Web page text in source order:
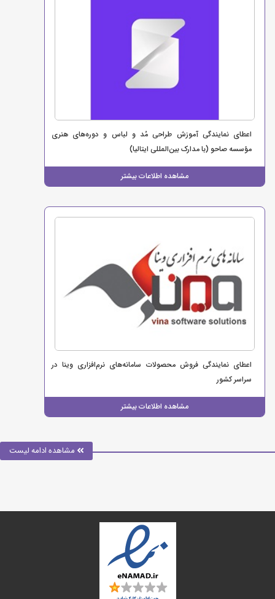
اعطای نمایندگی آموزش طراحی مُد و لباس و دوره‌های هنری
مؤسسه صاحو (با مدارک بین‌المللی ایتالیا)
مشاهده اطلاعات بیشتر
اعطای نمایندگی فروش محصولات سامانه‌های نرم‌افزاری وینا در
سراسر کشور
مشاهده اطلاعات بیشتر
مشاهده ادامه لیست